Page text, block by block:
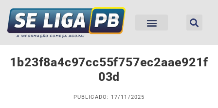
1b23f8a4c97cc55f757ec2aae921f
03d
PUBLICADO: 17/11/2025